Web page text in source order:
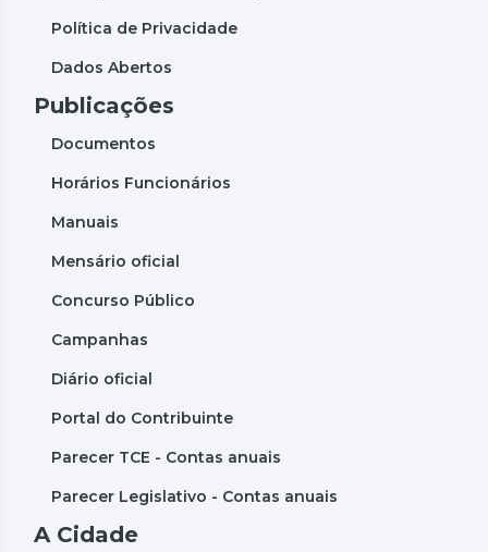
Política de Privacidade
Dados Abertos
Publicações
Documentos
Horários Funcionários
Manuais
Mensário oficial
Concurso Público
Campanhas
Diário oficial
Portal do Contribuinte
Parecer TCE - Contas anuais
Parecer Legislativo - Contas anuais
A Cidade